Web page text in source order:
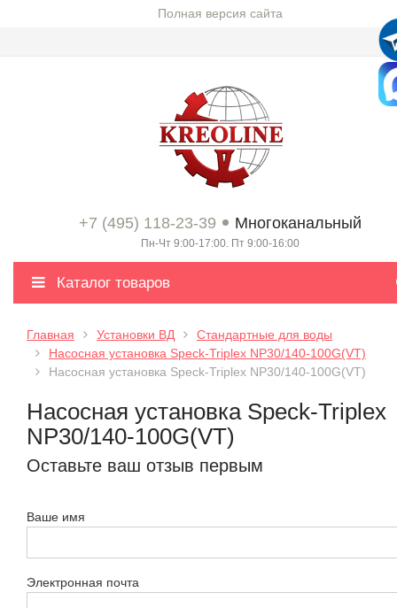
Полная версия сайта
+7 (495) 118-23-39 Многоканальный
Пн-Чт 9:00-17:00. Пт 9:00-16:00
Каталог товаров
Главная Установки ВД
Стандартные для воды
Насосная установка Speсk-Triplex NP30/140-100G(VT)
Насосная установка Speсk-Triplex NP30/140-100G(VT)
Насосная установка Speсk-Triplex
NP30/140-100G(VT)
Оставьте ваш отзыв первым
Ваше имя
Электронная почта